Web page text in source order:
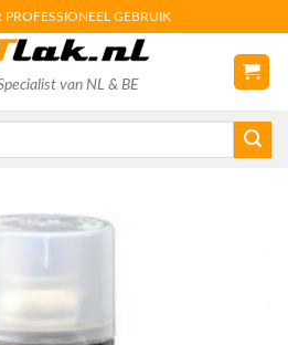
PROFESSIONEEL GEBRUIK
van NL & BE